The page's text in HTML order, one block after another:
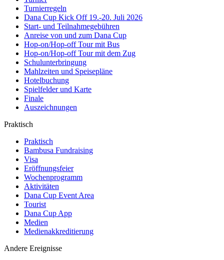
Turnierregeln
Dana Cup Kick Off 19.-20. Juli 2026
Start- und Teilnahmegebühren
Anreise von und zum Dana Cup
Hop-on/Hop-off Tour mit Bus
Hop-on/Hop-off Tour mit dem Zug
Schulunterbringung
Mahlzeiten und Speisepläne
Hotelbuchung
Spielfelder und Karte
Finale
Auszeichnungen
Praktisch
Praktisch
Bambusa Fundraising
Visa
Eröffnungsfeier
Wochenprogramm
Aktivitäten
Dana Cup Event Area
Tourist
Dana Cup App
Medien
Medienakkreditierung
Andere Ereignisse